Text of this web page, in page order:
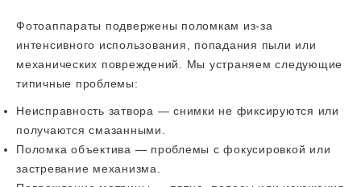
Фотоаппараты подвержены поломкам из-за
интенсивного использования, попадания пыли или
механических повреждений. Мы устраняем следующие
типичные проблемы:
Неисправность затвора — снимки не фиксируются или
получаются смазанными.
Поломка объектива — проблемы с фокусировкой или
застревание механизма.